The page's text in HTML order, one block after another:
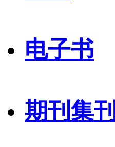
电子书
期刊集刊